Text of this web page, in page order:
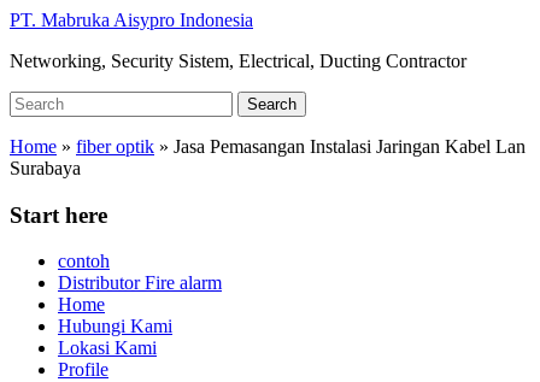
Skip
main
PT. Mabruka Aisypro Indonesia
Networking, Security Sistem, Electrical, Ducting Contractor
Search
for:
Search
Home » fiber optik » Jasa Pemasangan Instalasi Jaringan Kabel Lan
Surabaya
Start here
contoh
Distributor Fire alarm
Home
Hubungi Kami
Lokasi Kami
Profile